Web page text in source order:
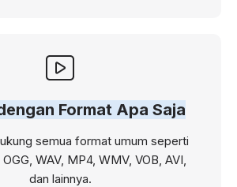
Format Apa Saja
semua format umum seperti
WAV, MP4, WMV, VOB, AVI,
dan lainnya.